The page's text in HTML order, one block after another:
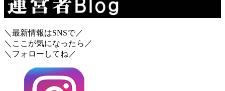
＼最新情報はSNSで／
＼ここが気になったら／
＼フォローしてね／